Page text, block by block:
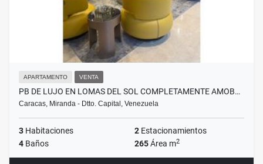
APARTAMENTO VENTA
PB DE LUJO EN LOMAS DEL SOL COMPLETAMENTE AMOB…
Caracas, Miranda - Dtto. Capital, Venezuela
3 Habitaciones 2 Estacionamientos
4 Baños 265Área m2